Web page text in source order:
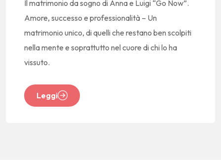
Il matrimonio da sogno di Anna e Luigi “Go Now”.
Amore, successo e professionalità – Un
matrimonio unico, di quelli che restano ben scolpiti
nella mente e soprattutto nel cuore di chi lo ha
vissuto.
Leggi